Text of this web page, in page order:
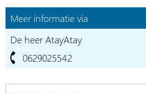
Meer informatie via
De heer AtayAtay
0629025542